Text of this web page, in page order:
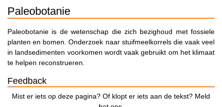
Paleobotanie
Paleobotanie is de wetenschap die zich bezighoud met fossiele
planten en bomen. Onderzoek naar stuifmeelkorrels die vaak veel
in landsedimenten voorkomen wordt vaak gebruikt om het klimaat
te helpen reconstrueren.
Feedback
Mist er iets op deze pagina? Of klopt er iets aan de tekst? Meld